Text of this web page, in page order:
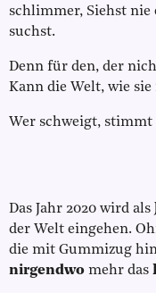
schlimmer, Siehst nie
suchst.
Denn für den, der
Kann die Welt, wie
Wer schweigt, stimmt
Das Jahr 2020 wird als
der Welt eingehen.
die mit Gummizug
nirgendwo mehr das